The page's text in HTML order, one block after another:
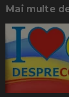
Mai multe